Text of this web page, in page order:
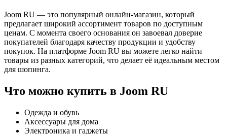
Joom RU — это популярный онлайн-магазин, который
предлагает широкий ассортимент товаров по доступным
ценам. С момента своего основания он завоевал доверие
покупателей благодаря качеству продукции и удобству
покупок. На платформе Joom RU вы можете легко найти
товары из разных категорий, что делает её идеальным местом
для шопинга.
Что можно купить в Joom RU
Одежда и обувь
Аксессуары для дома
Электроника и гаджеты